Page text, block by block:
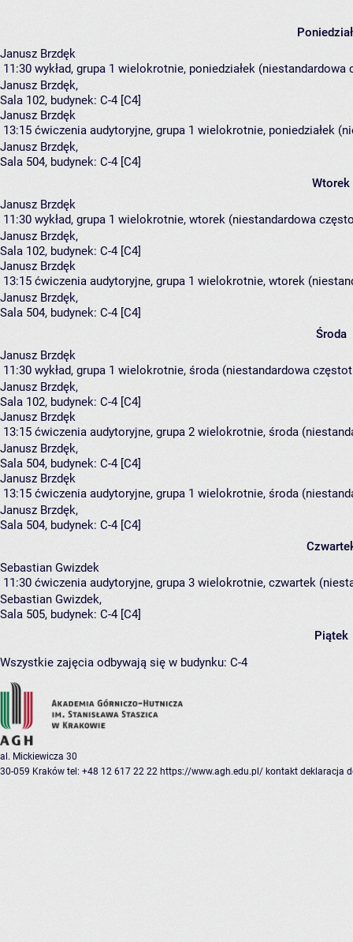
Janusz Brzdęk
11:30 wykład, grupa 1 wielokrotnie, poniedziałek (niestandardowa
Janusz Brzdęk,
Sala 102, budynek: C-4 [C4]
Janusz Brzdęk
13:15 ćwiczenia audytoryjne, grupa 1 wielokrotnie, poniedziałek
Janusz Brzdęk,
Sala 504, budynek: C-4 [C4]
Wtorek
Janusz Brzdęk
11:30 wykład, grupa 1 wielokrotnie, wtorek (niestandardowa
Janusz Brzdęk,
Sala 102, budynek: C-4 [C4]
Janusz Brzdęk
13:15 ćwiczenia audytoryjne, grupa 1 wielokrotnie, wtorek
Janusz Brzdęk,
Sala 504, budynek: C-4 [C4]
Środa
Janusz Brzdęk
11:30 wykład, grupa 1 wielokrotnie, środa (niestandardowa
Janusz Brzdęk,
Sala 102, budynek: C-4 [C4]
Janusz Brzdęk
13:15 ćwiczenia audytoryjne, grupa 2 wielokrotnie, środa
Janusz Brzdęk,
Sala 504, budynek: C-4 [C4]
Janusz Brzdęk
13:15 ćwiczenia audytoryjne, grupa 1 wielokrotnie, środa
Janusz Brzdęk,
Sala 504, budynek: C-4 [C4]
Sebastian Gwizdek
11:30 ćwiczenia audytoryjne, grupa 3 wielokrotnie, czwartek
Sebastian Gwizdek,
Sala 505, budynek: C-4 [C4]
Piątek
Wszystkie zajęcia odbywają się w budynku: C-4
al. Mickiewicza 30
30-059 Kraków tel: +48 12 617 22 22 https://www.agh.edu.pl/ kontakt deklaracja